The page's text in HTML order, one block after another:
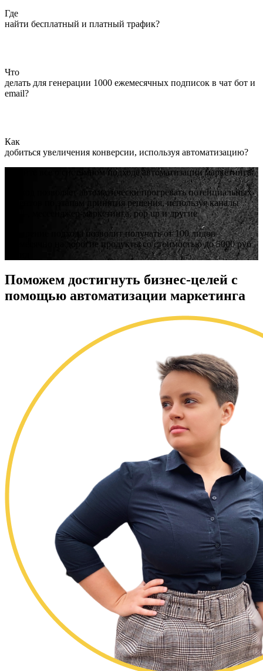
Где
найти бесплатный и платный трафик?
Что
делать для генерации 1000 ежемесячных подписок в чат бот и
email?
Как
добиться увеличения конверсии, используя автоматизацию?
Узнайте все о системном подходе автоматизации маркетинга:
Подход позволяет автоматически прогревать потенциальных
клиентов по этапам принятия решения, используя каналы
email-, мессенджер-маркетинга, pop up и другие
Внедрение подхода позволит получать от 100 лидов
ежемесячно на дорогие продукты со стоимостью до 5000 руб
Поможем достигнуть бизнес-целей с
помощью автоматизации маркетинга